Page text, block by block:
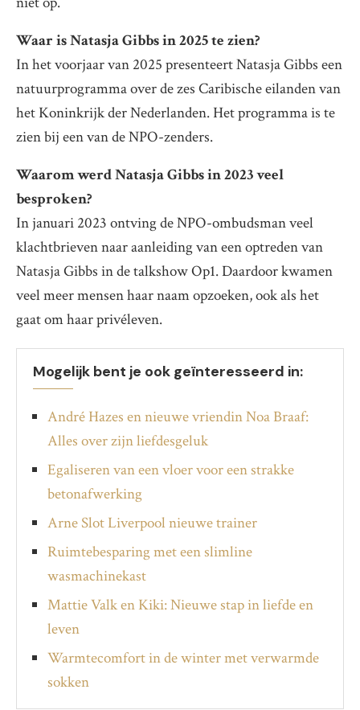
Waar is Natasja Gibbs in 2025 te zien?
In het voorjaar van 2025 presenteert Natasja Gibbs een
natuurprogramma over de zes Caribische eilanden van
het Koninkrijk der Nederlanden. Het programma is te
zien bij een van de NPO-zenders.
Waarom werd Natasja Gibbs in 2023 veel
besproken?
In januari 2023 ontving de NPO-ombudsman veel
klachtbrieven naar aanleiding van een optreden van
Natasja Gibbs in de talkshow Op1. Daardoor kwamen
veel meer mensen haar naam opzoeken, ook als het
gaat om haar privéleven.
Mogelijk bent je ook geïnteresseerd in:
André Hazes en nieuwe vriendin Noa Braaf:
Alles over zijn liefdesgeluk
Egaliseren van een vloer voor een strakke
betonafwerking
Arne Slot Liverpool nieuwe trainer
Ruimtebesparing met een slimline
wasmachinekast
Mattie Valk en Kiki: Nieuwe stap in liefde en
leven
Warmtecomfort in de winter met verwarmde
sokken